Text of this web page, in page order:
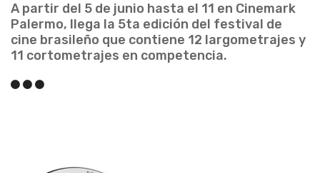
A partir del 5 de junio hasta el 11 en Cinemark
Palermo, llega la 5ta edición del festival de
cine brasileño que contiene 12 largometrajes y
11 cortometrajes en competencia.